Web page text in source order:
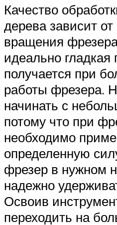
Качество
дерева зависит
вращения
идеально гладкая
получается при
работы фрезера.
начинать с
потому что при
необходимо
определенную
фрезер в нужном
надежно
Освоив
переходить на